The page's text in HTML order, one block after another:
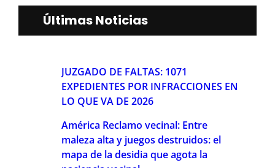
Últimas Noticias
JUZGADO DE FALTAS: 1071
EXPEDIENTES POR INFRACCIONES EN
LO QUE VA DE 2026
América Reclamo vecinal: Entre
maleza alta y juegos destruidos: el
mapa de la desidia que agota la